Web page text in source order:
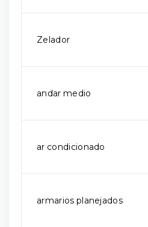
Zelador
andar medio
ar condicionado
armarios planejados